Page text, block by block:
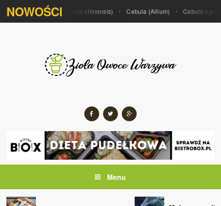
NOWOŚCI
porrum) Kiwi (Actinidia chinensis) Cebula (Allium) Cebula
Menu